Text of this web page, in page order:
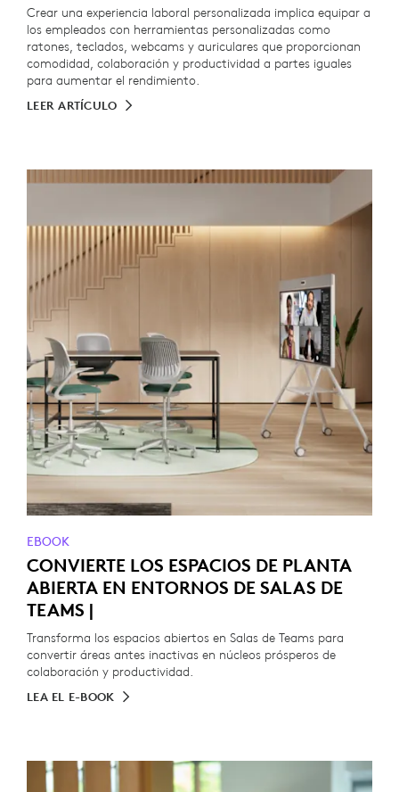
Crear una experiencia laboral personalizada implica equipar a
los empleados con herramientas personalizadas como
ratones, teclados, webcams y auriculares que proporcionan
comodidad, colaboración y productividad a partes iguales
para aumentar el rendimiento.
LEER ARTÍCULO
EBOOK
CONVIERTE LOS ESPACIOS DE PLANTA
ABIERTA EN ENTORNOS DE SALAS DE
TEAMS |
Transforma los espacios abiertos en Salas de Teams para
convertir áreas antes inactivas en núcleos prósperos de
colaboración y productividad.
LEA EL E-BOOK